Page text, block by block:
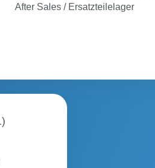
After Sales / Ersatzteilelager